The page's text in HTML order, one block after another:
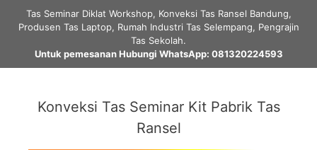
Tas Seminar Diklat Workshop, Konveksi Tas Ransel Bandung,
Produsen Tas Laptop, Rumah Industri Tas Selempang, Pengrajin
Tas Sekolah.
Untuk pemesanan Hubungi WhatsApp: 081320224593
Konveksi Tas Seminar Kit Pabrik Tas
Ransel